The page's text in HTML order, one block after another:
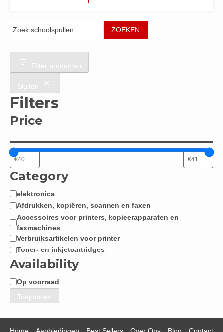
ZOEKEN
Filter producten
Sluiten
Filters
Price
Category
Categorie
elektronica
Afdrukken, kopiëren, scannen en faxen
Accessoires voor printers, kopieerapparaten en
faxmachines
Verbruiksartikelen voor printer
Toner- en inkjetcartridges
Availability
Beschikbaarheid
Op voorraad
Toepassen